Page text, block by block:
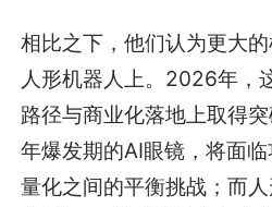
相比之下，他们认为更大
人形机器人上。2026年，
路径与商业化落地上取得
年爆发期的AI眼镜，将面
量化之间的平衡挑战；而